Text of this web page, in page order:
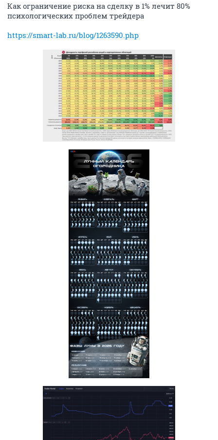
Как ограничение риска на сделку в 1% лечит 80%
психологических проблем трейдера
https://smart-lab.ru/blog/1263590.php